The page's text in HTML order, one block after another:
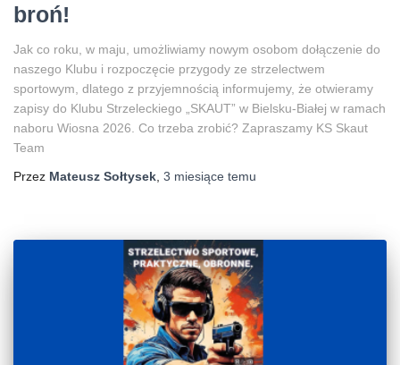
broń!
Jak co roku, w maju, umożliwiamy nowym osobom dołączenie do
naszego Klubu i rozpoczęcie przygody ze strzelectwem
sportowym, dlatego z przyjemnością informujemy, że otwieramy
zapisy do Klubu Strzeleckiego „SKAUT” w Bielsku-Białej w ramach
naboru Wiosna 2026. Co trzeba zrobić? Zapraszamy KS Skaut
Team
Przez Mateusz Sołtysek 3 miesiące temu